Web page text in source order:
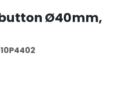
button Ø40mm,